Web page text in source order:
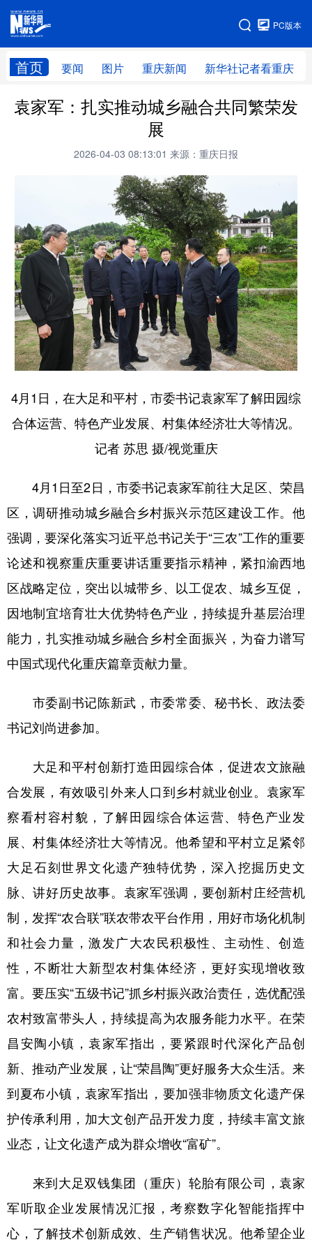
PC版本
首页 要闻 图片 重庆新闻 新华社记者看重庆
网站地图
袁家军：扎实推动城乡融合共同繁荣发
展
2026-04-03 08:13:01 来源：重庆日报
4月1日，在大足和平村，市委书记袁家军了解田园综
合体运营、特色产业发展、村集体经济壮大等情况。
记者 苏思 摄/视觉重庆
4月1日至2日，市委书记袁家军前往大足区、荣昌
区，调研推动城乡融合乡村振兴示范区建设工作。他
强调，要深化落实习近平总书记关于“三农”工作的重要
论述和视察重庆重要讲话重要指示精神，紧扣渝西地
区战略定位，突出以城带乡、以工促农、城乡互促，
因地制宜培育壮大优势特色产业，持续提升基层治理
能力，扎实推动城乡融合乡村全面振兴，为奋力谱写
中国式现代化重庆篇章贡献力量。
市委副书记陈新武，市委常委、秘书长、政法委
书记刘尚进参加。
大足和平村创新打造田园综合体，促进农文旅融
合发展，有效吸引外来人口到乡村就业创业。袁家军
察看村容村貌，了解田园综合体运营、特色产业发
展、村集体经济壮大等情况。他希望和平村立足紧邻
大足石刻世界文化遗产独特优势，深入挖掘历史文
脉、讲好历史故事。袁家军强调，要创新村庄经营机
制，发挥“农合联”联农带农平台作用，用好市场化机制
和社会力量，激发广大农民积极性、主动性、创造
性，不断壮大新型农村集体经济，更好实现增收致
富。要压实“五级书记”抓乡村振兴政治责任，选优配强
农村致富带头人，持续提高为农服务能力水平。在荣
昌安陶小镇，袁家军指出，要紧跟时代深化产品创
新、推动产业发展，让“荣昌陶”更好服务大众生活。来
到夏布小镇，袁家军指出，要加强非物质文化遗产保
护传承利用，加大文创产品开发力度，持续丰富文旅
业态，让文化遗产成为群众增收“富矿”。
来到大足双钱集团（重庆）轮胎有限公司，袁家
军听取企业发展情况汇报，考察数字化智能指挥中
心，了解技术创新成效、生产销售状况。他希望企业